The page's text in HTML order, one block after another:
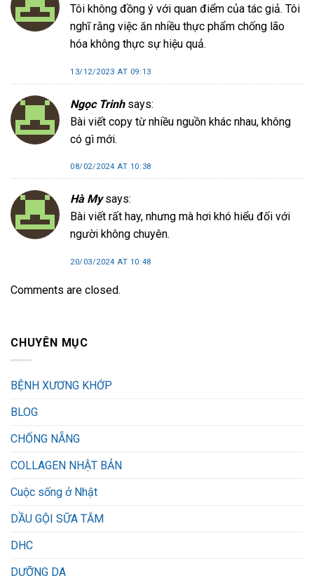
Tôi không đồng ý với quan điểm của tác giả. Tôi
nghĩ rằng việc ăn nhiều thực phẩm chống lão
hóa không thực sự hiệu quả.
13/12/2023 AT 09:13
Ngọc Trinh says:
Bài viết copy từ nhiều nguồn khác nhau, không
có gì mới.
08/02/2024 AT 10:38
Hà My says:
Bài viết rất hay, nhưng mà hơi khó hiểu đối với
người không chuyên.
20/03/2024 AT 10:48
Comments are closed.
CHUYÊN MỤC
BỆNH XƯƠNG KHỚP
BLOG
CHỐNG NẴNG
COLLAGEN NHẬT BẢN
Cuộc sống ở Nhật
DẦU GỘI SỮA TẮM
DHC
DƯỠNG DA